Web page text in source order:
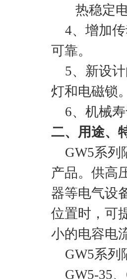
热稳定电
4、增加传
可靠。
5、新设计
灯和电磁锁
6、机械寿
二、用途、
GW5系列
产品。供高
器等电气设
位置时，可
小的电容电
GW5系列
GW5-35、